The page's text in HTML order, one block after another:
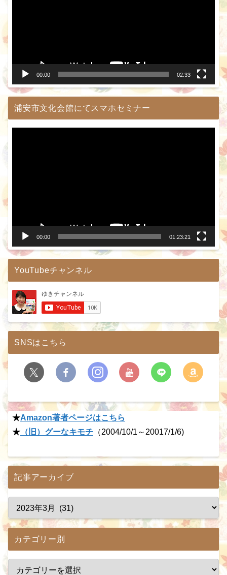
00:00 02:33
浦安市文化会館にてスマホセミナー
00:00 01:23:21
YouTubeチャンネル
SNSはこちら
★Amazon著者ページはこちら
★ （旧）グーなキモチ （2004/10/1～20017/1/6)
記事アーカイブ
カテゴリー別